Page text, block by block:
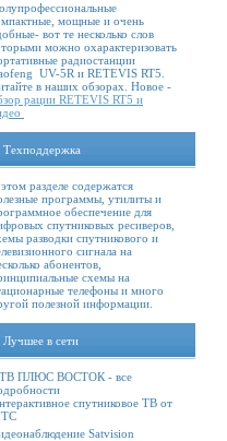
мощные и очень
вот те несколько слов
можно охарактеризовать
радиостанции
UV-5R и RETEVIS RT5.
в наших обзорах. Новое -
рации RETEVIS RT5 и
Техподдержка
разделе содержатся
программы, утилиты и
обеспечение для
спутниковых ресиверов,
разводки спутникового и
сигнала на
абонентов,
схемы на
телефоны и много
полезной информации.
Лучшее в сети
ПЛЮС ВОСТОК - все
спутниковое ТВ от
Satvision